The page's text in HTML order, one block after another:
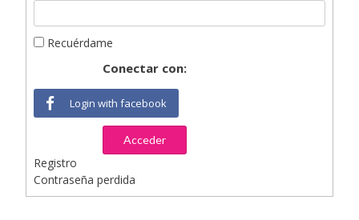
Recuérdame
Conectar con:
Login with facebook
Acceder
Registro
Contraseña perdida